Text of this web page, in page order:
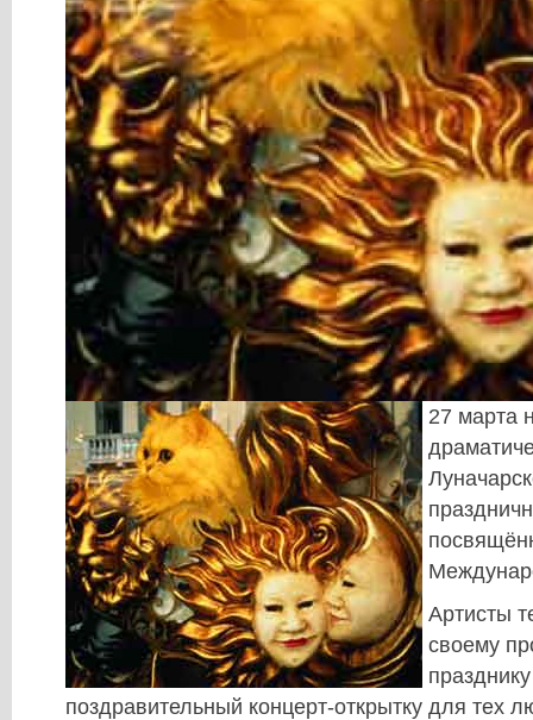
27 марта
Артисты
своему
поздравительный концерт-открытку для тех